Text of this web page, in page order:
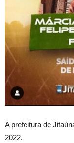
A prefeitura de
2022.